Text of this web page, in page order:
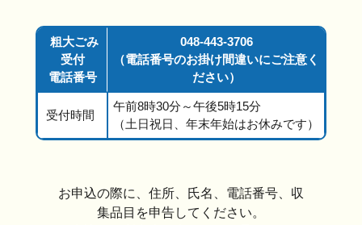
粗大ごみ
受付
電話番号
048-443-3706
（電話番号のお掛け間違いにご注意く
ださい）
受付時間
午前8時30分～午後5時15分
（土日祝日、年末年始はお休みです）
お申込の際に、住所、氏名、電話番号、収
集品目を申告してください。